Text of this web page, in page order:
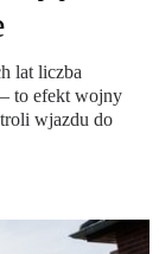
lat liczba
to efekt wojny
wjazdu do